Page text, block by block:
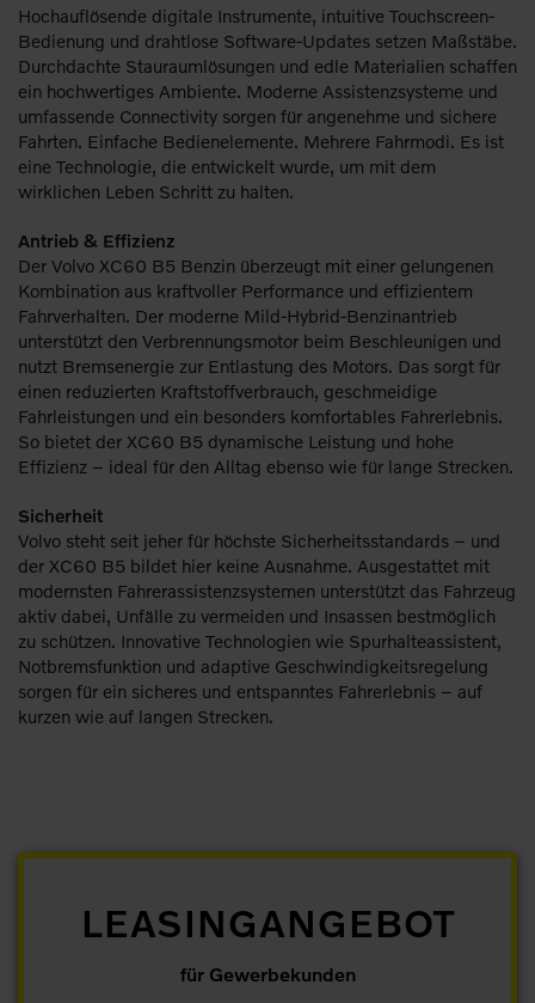
Hochauflösende digitale Instrumente, intuitive Touchscreen-
Bedienung und drahtlose Software-Updates setzen Maßstäbe.
Durchdachte Stauraumlösungen und edle Materialien schaffen
ein hochwertiges Ambiente. Moderne Assistenzsysteme und
umfassende Connectivity sorgen für angenehme und sichere
Fahrten. Einfache Bedienelemente. Mehrere Fahrmodi. Es ist
eine Technologie, die entwickelt wurde, um mit dem
wirklichen Leben Schritt zu halten.
Antrieb & Effizienz
Der Volvo XC60 B5 Benzin überzeugt mit einer gelungenen
Kombination aus kraftvoller Performance und effizientem
Fahrverhalten. Der moderne Mild-Hybrid-Benzinantrieb
unterstützt den Verbrennungsmotor beim Beschleunigen und
nutzt Bremsenergie zur Entlastung des Motors. Das sorgt für
einen reduzierten Kraftstoffverbrauch, geschmeidige
Fahrleistungen und ein besonders komfortables Fahrerlebnis.
So bietet der XC60 B5 dynamische Leistung und hohe
Effizienz – ideal für den Alltag ebenso wie für lange Strecken.
Sicherheit
Volvo steht seit jeher für höchste Sicherheitsstandards – und
der XC60 B5 bildet hier keine Ausnahme. Ausgestattet mit
modernsten Fahrerassistenzsystemen unterstützt das Fahrzeug
aktiv dabei, Unfälle zu vermeiden und Insassen bestmöglich
zu schützen. Innovative Technologien wie Spurhalteassistent,
Notbremsfunktion und adaptive Geschwindigkeitsregelung
sorgen für ein sicheres und entspanntes Fahrerlebnis – auf
kurzen wie auf langen Strecken.
LEASINGANGEBOT
für Gewerbekunden